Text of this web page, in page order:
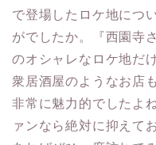
で登場したロケ地につ
がでしたか。『西園寺
のオシャレなロケ地だ
衆居酒屋のようなお店
非常に魅力的でしたよ
ァンなら絶対に抑えて